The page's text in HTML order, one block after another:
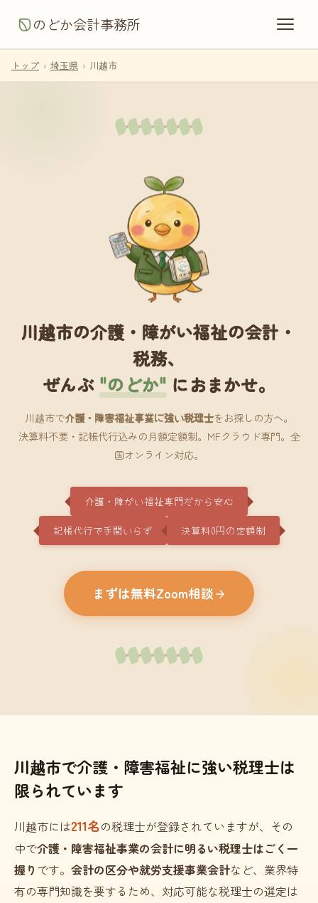
のどか会計事務所
トップ › 埼玉県 › 川越市
川越市の介護・障がい福祉の会計・
税務、
ぜんぶ "のどか" におまかせ。
川越市で介護・障害福祉事業に強い税理士をお探しの方へ。
決算料不要・記帳代行込みの月額定額制。MFクラウド専門。全
国オンライン対応。
介護・障がい福祉専門だから安心
記帳代行で手間いらず 決算料0円の定額制
まずは無料Zoom相談
川越市で介護・障害福祉に強い税理士は
限られています
川越市には211名の税理士が登録されていますが、その
中で介護・障害福祉事業の会計に明るい税理士はごく一
握り です。 会計の区分や就労支援事業会計など、業界特
有の専門知識を要するため、対応可能な税理士の選定は